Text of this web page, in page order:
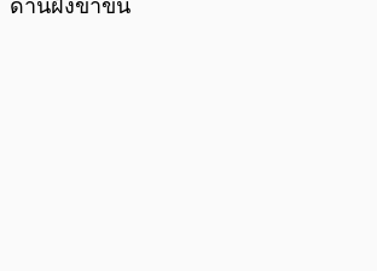
ด้านฝั่งขาขึ้น